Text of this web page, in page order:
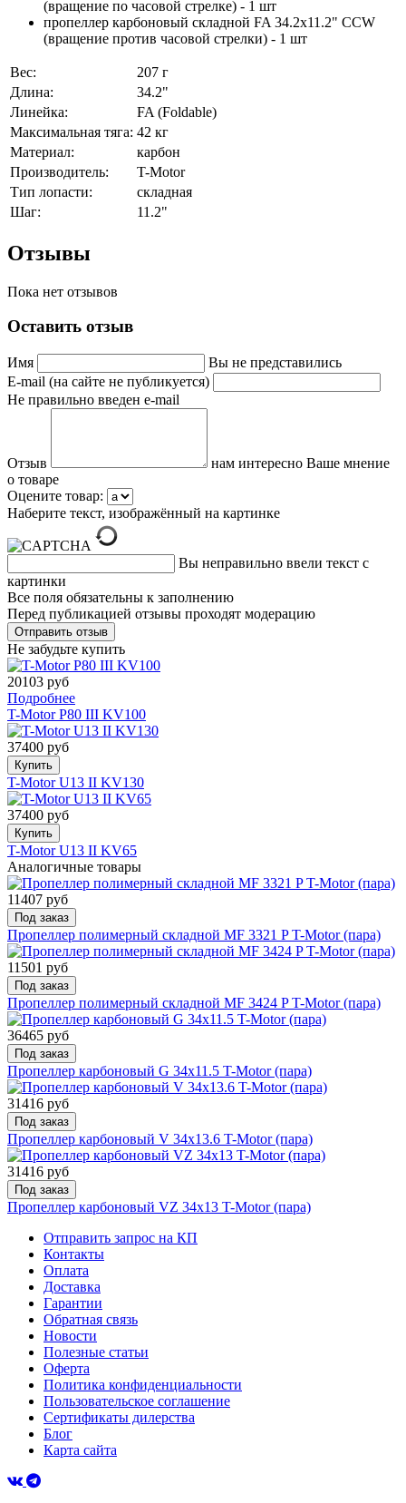
(вращение по часовой стрелке) - 1 шт
пропеллер карбоновый складной FA 34.2x11.2" CCW
(вращение против часовой стрелки) - 1 шт
Вес:
207 г
Длина:
34.2"
Линейка:
FA (Foldable)
Максимальная тяга: 42 кг
Материал:
карбон
Производитель:
T-Motor
Тип лопасти:
складная
Шаг:
11.2"
Отзывы
Пока нет отзывов
Оставить отзыв
Имя
Вы не представились
E-mail (на сайте не публикуется)
Не правильно введен e-mail
Отзыв
нам интересно Ваше мнение
о товаре
Оцените товар:
Наберите текст, изображённый на картинке
Вы неправильно ввели текст с
картинки
Все поля обязательны к заполнению
Перед публикацией отзывы проходят модерацию
Не забудьте купить
20103 руб
Подробнее
T-Motor P80 III KV100
37400 руб
Купить
T-Motor U13 II KV130
37400 руб
Купить
T-Motor U13 II KV65
Аналогичные товары
11407 руб
Под заказ
Пропеллер полимерный складной MF 3321 P T-Motor (пара)
11501 руб
Под заказ
Пропеллер полимерный складной MF 3424 P T-Motor (пара)
36465 руб
Под заказ
Пропеллер карбоновый G 34x11.5 T-Motor (пара)
31416 руб
Под заказ
Пропеллер карбоновый V 34x13.6 T-Motor (пара)
31416 руб
Под заказ
Пропеллер карбоновый VZ 34x13 T-Motor (пара)
Отправить запрос на КП
Контакты
Оплата
Доставка
Гарантии
Обратная связь
Новости
Полезные статьи
Оферта
Политика конфиденциальности
Пользовательское соглашение
Сертификаты дилерства
Блог
Карта сайта